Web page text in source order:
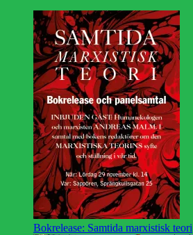
Bokrelease: Samtida marxistisk teori